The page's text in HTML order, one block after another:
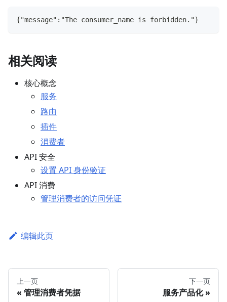
{"message":"The consumer_name is forbidden."}
相关阅读
核心概念
服务
路由
插件
消费者
API 安全
设置 API 身份验证
API 消费
管理消费者的访问凭证
编辑此页
上一页
管理消费者凭据
下一页
服务产品化